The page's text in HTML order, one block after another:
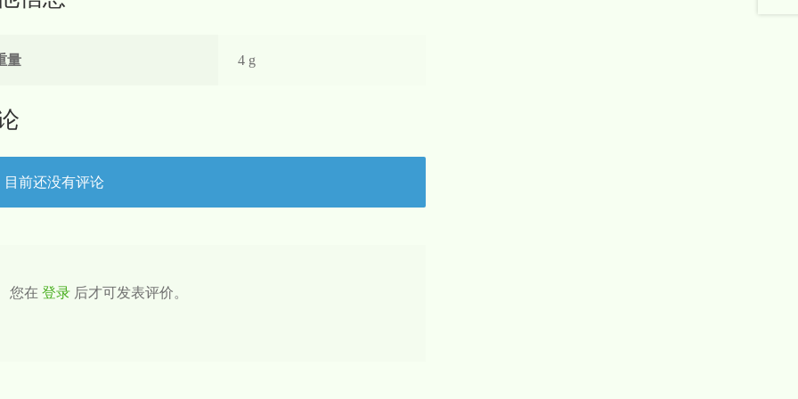
量 4 g
目前还没有评论
您在登录 后才可发表评价。